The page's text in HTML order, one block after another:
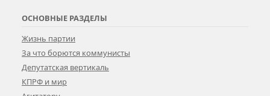
ОСНОВНЫЕ РАЗДЕЛЫ
Жизнь партии
За что борются коммунисты
Депутатская вертикаль
КПРФ и мир